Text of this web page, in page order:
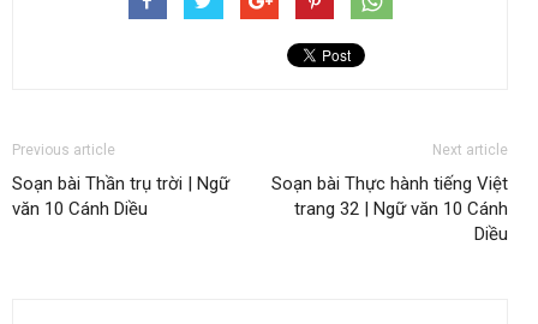
Previous article
Soạn bài Thần trụ trời | Ngữ
văn 10 Cánh Diều
Next article
Soạn bài Thực hành tiếng Việt
trang 32 | Ngữ văn 10 Cánh
Diều